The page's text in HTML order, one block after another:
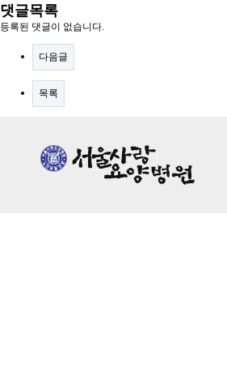
댓글목록
등록된 댓글이 없습니다.
다음글
목록